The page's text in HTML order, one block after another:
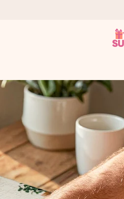
– så att du kan ge den i precis
ditt foto eller ett